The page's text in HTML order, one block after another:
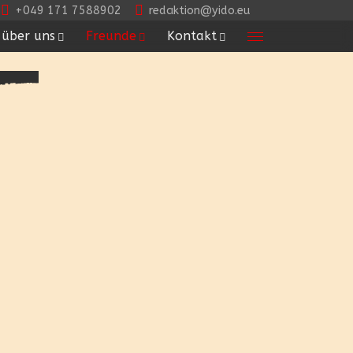
+049 171 7588902 redaktion@yido.eu
über uns Freunde Kontakt